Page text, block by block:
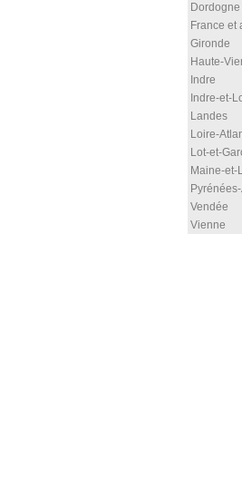
Dordogne
France et
Gironde
Haute-
Indre
Indre-et-
Landes
Loire-
Lot-et-
Maine-et-
Vendée
Vienne